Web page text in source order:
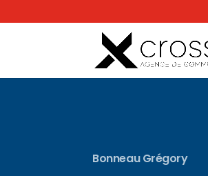
Bonneau Grégory